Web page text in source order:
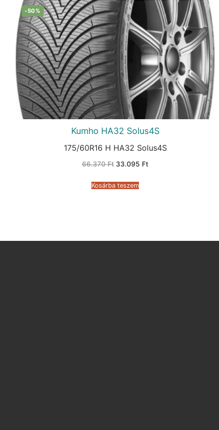
-50%
Kumho HA32 Solus4S
175/60R16 H HA32 Solus4S
66.370Ft Original
66.370 Ft.
33.095 FtCurrent
Kosárba teszem